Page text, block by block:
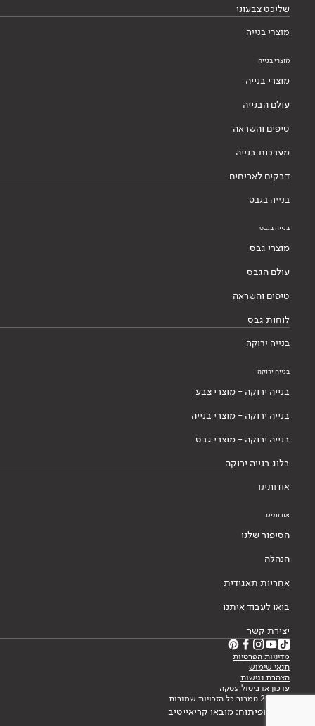
שליכט צבעוני
מוצרי בנייה
מוצרי בנייה
מוצרי בנייה
עולם הבנייה
טיפים והשראה
מערכות בנייה
דבקים לאריחים
בנייה בגבס
בנייה בגבס
מוצרי גבס
עולם הגבס
טיפים והשראה
לוחות גבס
בנייה ירוקה
בנייה ירוקה
בנייה ירוקה - מוצרי צבע
בנייה ירוקה - מוצרי בנייה
בנייה ירוקה - מוצרי גבס
בלוג בנייה ירוקה
אודותינו
אודותינו
הסיפור שלנו
הנהלה
אחריות תאגידית
בואו לעבוד איתנו
יצירת קשר
מדיניות הפרטיות
תנאי שימוש
הצהרת נגישות
עדכון או ביטול עסקה
© 2026 טמבור כל הזכויות שמורות
עיצוב ופיתוח: מובאו קריאייטיב